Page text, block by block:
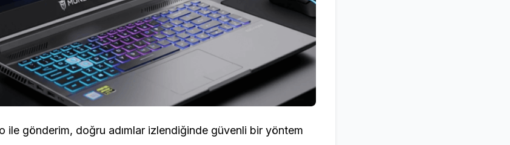
ile gönderim, doğru adımlar izlendiğinde güvenli bir yöntem